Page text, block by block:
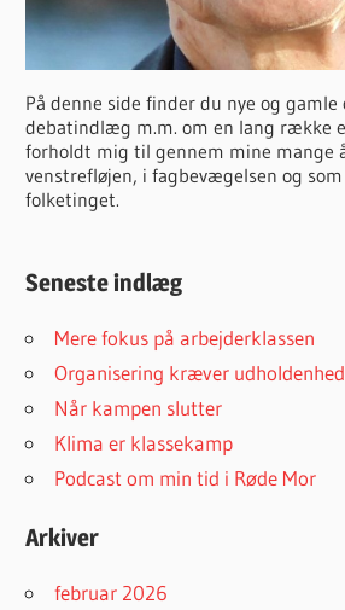
På denne side finder du nye og
debatindlæg m.m. om en lang række
forholdt mig til gennem mine mange
venstrefløjen, i fagbevægelsen og
folketinget.
Seneste indlæg
Mere fokus på arbejderklassen
Organisering kræver udholdenhed
Når kampen slutter
Klima er klassekamp
Podcast om min tid i Røde Mor
Arkiver
februar 2026